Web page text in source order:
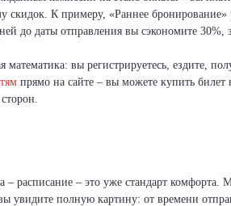
скидок. К примеру, «Раннее
до даты отправления вы сэкономите
математика: вы регистрируетесь, ездите,
прямо на сайте – вы можете купить
расписание – это уже стандарт
увидите полную картину: от времени